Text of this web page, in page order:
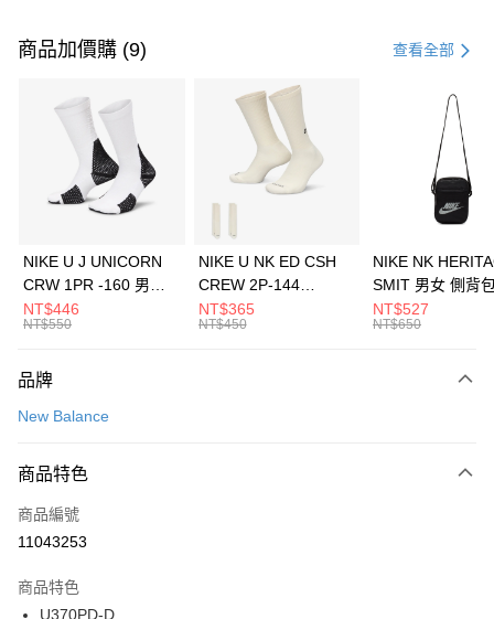
信用卡一次付款
3 期 0 利率 每期 21家銀行
合作金庫商業銀行
第一商業銀行
華南商業銀行
彰化商業銀行
上海商業儲蓄銀行
元大商業銀行
台灣樂天信用卡公司
Apple Pay
全盈+PAY
AFTEE先享後付
【關於「AFTEE先享後付」】
便利好安心！
３．安心：先確認商品／服務後，再付款。
【「AFTEE先享後付」結帳流程】
１．於結帳方式選擇「AFTEE先享後付」後，將跳轉至「AFTEE先享後付」
２．訂單成立數日內，您將收到繳費通知簡訊。
３．收到繳費通知簡訊後14天內，點擊此簡訊中的連結，可透過四大超商／
運送方式
每筆NT$100，滿NT$1,500(含以上)免運費
宅配
每筆NT$100，滿NT$1,500(含以上)免運費
付款後門市自取
商品加價購 (9) 查看全部
NIKE U J UNICORN
CRW 1PR -160 男女
中統襪 FZ3393100
NT$446
NT$550
NIKE U NK ED CSH
CREW 2P-144
EMBRDY 男女 短統襪
FZ3073133
NT$365
NT$450
NIKE NK
SMIT 男女 側背
BA5871010
NT$527
NT$650
品牌
New Balance
商品特色
商品編號
11043253
商品特色
U370PD-D